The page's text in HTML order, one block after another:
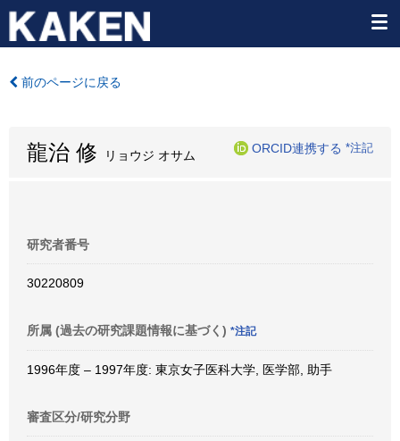
前のページに戻る
龍治 修 リョウジ オサム
ORCID連携する *注記
研究者番号
30220809
所属 (過去の研究課題情報に基づく) *注記
1996年度 – 1997年度: 東京女子医科大学, 医学部, 助手
審査区分/研究分野